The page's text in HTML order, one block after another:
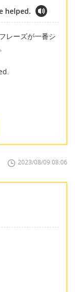
helped.
レーズが一番シ
2023/08/09 08:06